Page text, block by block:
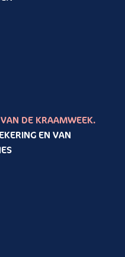
DE KRAAMWEEK.
EN VAN